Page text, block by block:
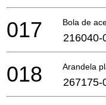
Bola de
017 216040-
Arandela
018 267175-